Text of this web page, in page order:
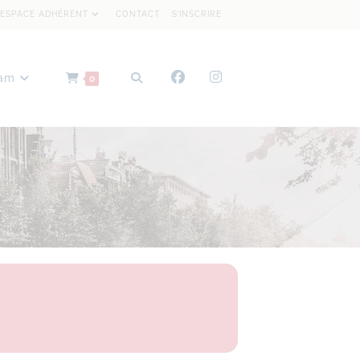
ESPACE ADHÉRENT CONTACT S’INSCRIRE
0